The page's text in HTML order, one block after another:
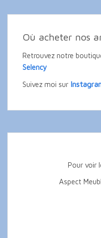
Où acheter nos
Retrouvez notre
Selency
Suivez moi sur
Pour voir
Aspect